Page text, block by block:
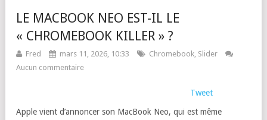
LE MACBOOK NEO EST-IL LE
« CHROMEBOOK KILLER » ?
Fred mars 11, 2026, 10:33 Chromebook, Slider
Aucun commentaire
Tweet
Apple vient d’annoncer son MacBook Neo, qui est même